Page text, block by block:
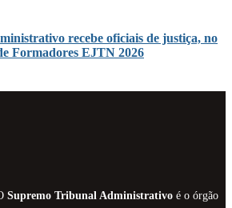
recebe oficiais de justiça, no
Formadores EJTN 2026
Supremo Tribunal Administrativoé o órgão